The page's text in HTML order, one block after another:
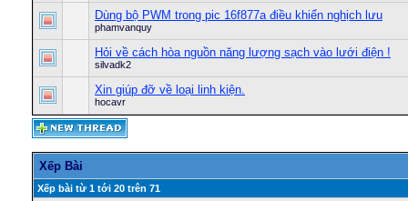
Dùng bộ PWM trong pic 16f877a điều khiển nghịch lưu
phamvanquy
Hỏi về cách hòa nguồn năng lượng sạch vào lưới điện !
silvadk2
Xin giúp đỡ về loại linh kiện.
hocavr
Xếp Bài
Xếp bài từ 1 tới 20 trên 71